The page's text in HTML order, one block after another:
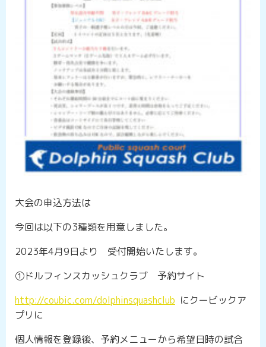
大会の申込方法は
今回は以下の3種類を用意しました。
2023年4月9日より 受付開始いたします。
①ドルフィンスカッシュクラブ 予約サイト
http://coubic.com/dolphinsquashclub にクービックア
プリに
個人情報を登録後、予約メニューから希望日時の試合